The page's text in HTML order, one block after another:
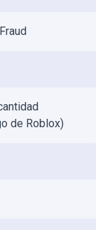
de Roblox)